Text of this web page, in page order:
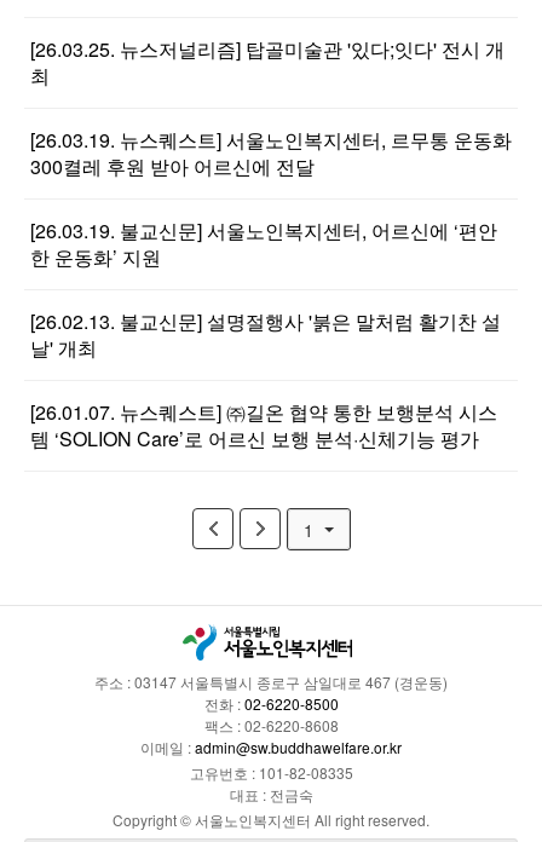
[26.03.25. 뉴스저널리즘] 탑골미술관 '있다;잇다' 전시 개
최
[26.03.19. 뉴스퀘스트] 서울노인복지센터, 르무통 운동화
300켤레 후원 받아 어르신에 전달
[26.03.19. 불교신문] 서울노인복지센터, 어르신에 ‘편안
한 운동화’ 지원
[26.02.13. 불교신문] 설명절행사 '붉은 말처럼 활기찬 설
날' 개최
[26.01.07. 뉴스퀘스트] ㈜길온 협약 통한 보행분석 시스
템 ‘SOLION Care’로 어르신 보행 분석·신체기능 평가
1
주소 : 03147 서울특별시 종로구 삼일대로 467 (경운동)
전화 :02-6220-8500
팩스 : 02-6220-8608
이메일 :admin@sw.buddhawelfare.or.kr
고유번호 : 101-82-08335
대표 : 전금숙
Copyright © 서울노인복지센터 All right reserved.